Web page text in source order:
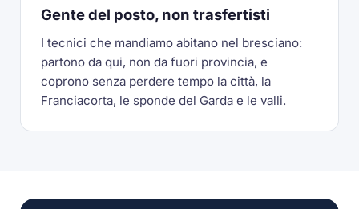
Gente del posto, non trasfertisti
I tecnici che mandiamo abitano nel bresciano:
partono da qui, non da fuori provincia, e
coprono senza perdere tempo la città, la
Franciacorta, le sponde del Garda e le valli.